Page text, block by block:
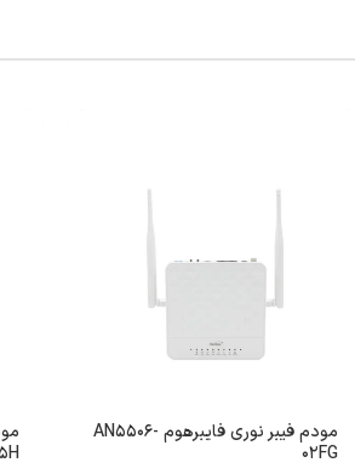
مودم فیبر نوری فایبرهوم AN5506-
02FG